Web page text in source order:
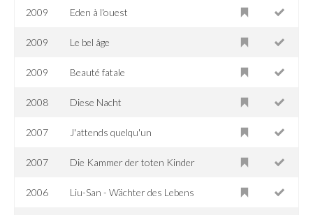
2009 Eden à l'ouest
2009 Le bel âge
2009 Beauté fatale
2008 Diese Nacht
2007 J'attends quelqu'un
2007 Die Kammer der toten Kinder
2006 Liu-San - Wächter des Lebens